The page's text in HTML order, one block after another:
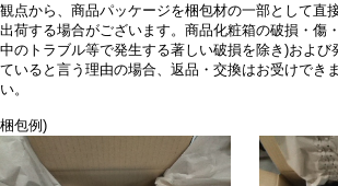
観点から、商品パッケージを梱包材の一部として直
出荷する場合がございます。商品化粧箱の破損・傷
中のトラブル等で発生する著しい破損を除き)および
ていると言う理由の場合、返品・交換はお受けでき
い。
梱包例)